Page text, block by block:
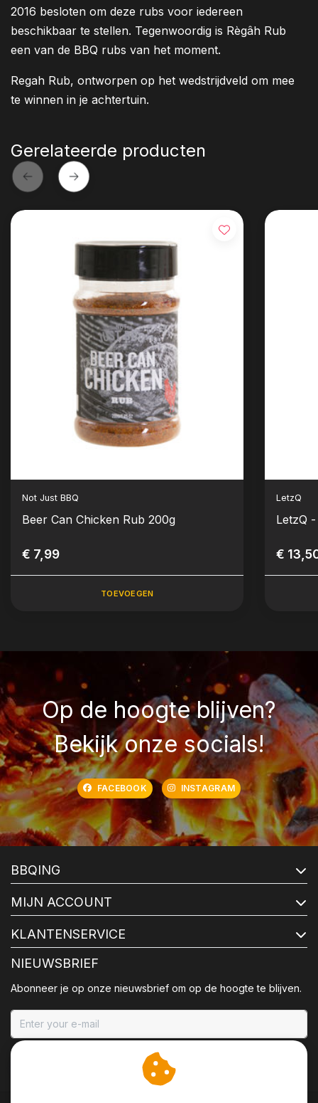
2016 besloten om deze rubs voor iedereen
beschikbaar te stellen. Tegenwoordig is Règâh Rub
een van de BBQ rubs van het moment.
Regah Rub, ontworpen op het wedstrijdveld om mee
te winnen in je achtertuin.
Gerelateerde producten
Not Just BBQ
Beer Can Chicken Rub 200g
€ 7,99
TOEVOEGEN
LetzQ
LetzQ
€
Op de hoogte blijven?
Bekijk onze socials!
FACEBOOK INSTAGRAM
BBQING
MIJN ACCOUNT
KLANTENSERVICE
NIEUWSBRIEF
Abonneer je op onze nieuwsbrief om op de hoogte te blijven.